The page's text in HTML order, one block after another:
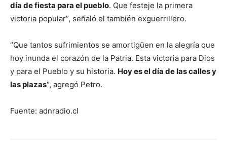
día de fiesta para el pueblo. Que festeje la primera
victoria popular”, señaló el también exguerrillero.
“Que tantos sufrimientos se amortigüen en la alegría que
hoy inunda el corazón de la Patria. Esta victoria para Dios
y para el Pueblo y su historia. Hoy es el día de las calles y
las plazas“, agregó Petro.
Fuente: adnradio.cl